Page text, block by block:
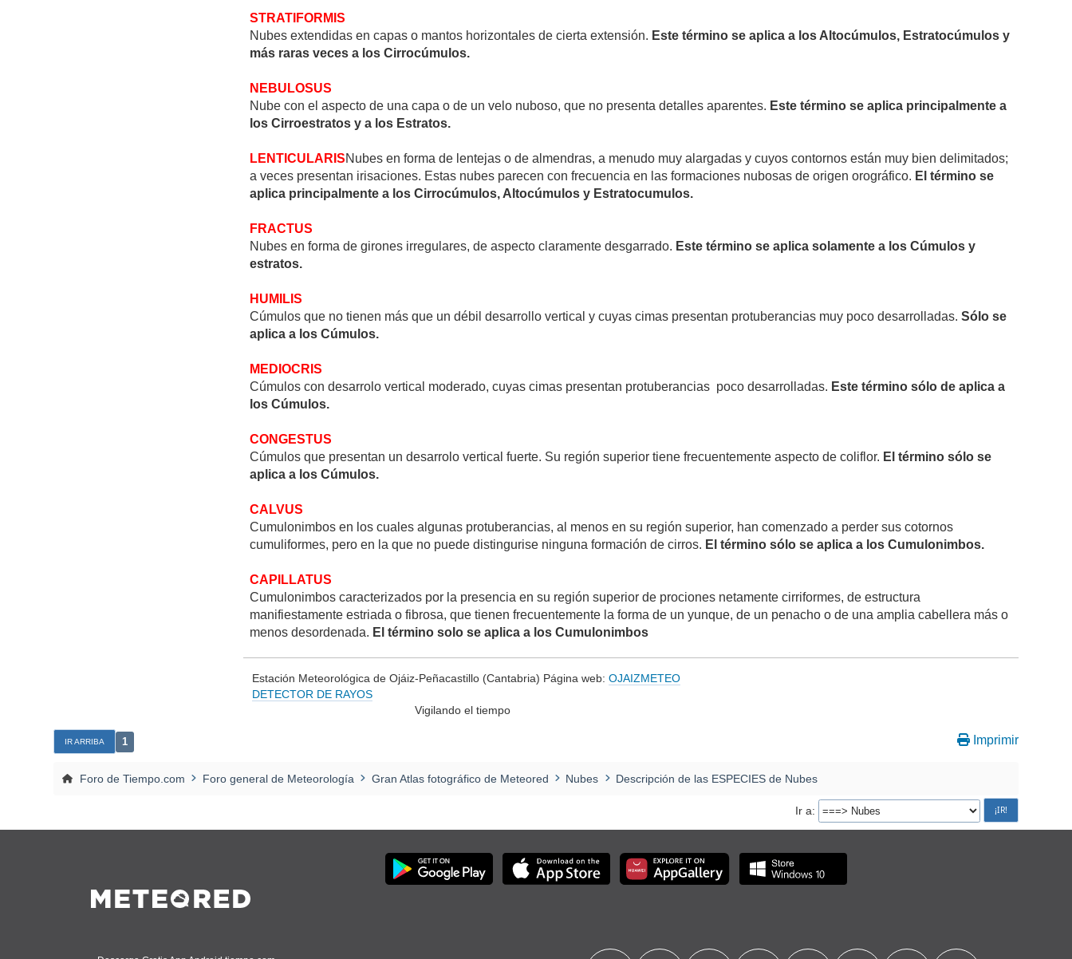
STRATIFORMIS
Nubes extendidas en capas o mantos horizontales de cierta extensión. Este término se aplica a los Altocúmulos, Estratocúmulos y
más raras veces a los Cirrocúmulos.
NEBULOSUS
Nube con el aspecto de una capa o de un velo nuboso, que no presenta detalles aparentes. Este término se aplica principalmente a
los Cirroestratos y a los Estratos.
LENTICULARISNubes en forma de lentejas o de almendras, a menudo muy alargadas y cuyos contornos están muy bien delimitados;
a veces presentan irisaciones. Estas nubes parecen con frecuencia en las formaciones nubosas de origen orográfico. El término se
aplica principalmente a los Cirrocúmulos, Altocúmulos y Estratocumulos.
FRACTUS
Nubes en forma de girones irregulares, de aspecto claramente desgarrado. Este término se aplica solamente a los Cúmulos y
estratos.
HUMILIS
Cúmulos que no tienen más que un débil desarrollo vertical y cuyas cimas presentan protuberancias muy poco desarrolladas.Sólo se
aplica a los Cúmulos.
MEDIOCRIS
Cúmulos con desarrolo vertical moderado, cuyas cimas presentan protuberancias poco desarrolladas. Este término sólo de aplica a
los Cúmulos.
CONGESTUS
Cúmulos que presentan un desarrolo vertical fuerte. Su región superior tiene frecuentemente aspecto de coliflor. El término sólo se
aplica a los Cúmulos.
CALVUS
Cumulonimbos en los cuales algunas protuberancias, al menos en su región superior, han comenzado a perder sus cotornos
cumuliformes, pero en la que no puede distingurise ninguna formación de cirros. El término sólo se aplica a los Cumulonimbos.
CAPILLATUS
Cumulonimbos caracterizados por la presencia en su región superior de prociones netamente cirriformes, de estructura
manifiestamente estriada o fibrosa, que tienen frecuentemente la forma de un yunque, de un penacho o de una amplia cabellera más o
menos desordenada. El término solo se aplica a los Cumulonimbos
Estación Meteorológica de Ojáiz-Peñacastillo (Cantabria) Página web: OJAIZMETEO
DETECTOR DE RAYOS
Vigilando el tiempo
IR ARRIBA 1 Imprimir
Foro de Tiempo.com Foro general de Meteorología Gran Atlas fotográfico de Meteored Nubes Descripción de las ESPECIES de Nubes
Ir a